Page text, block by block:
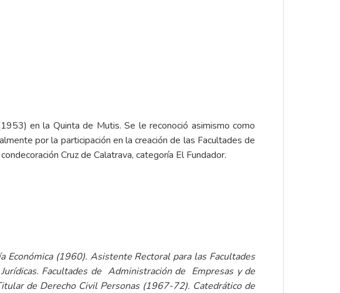
en la Quinta de Mutis. Se le reconoció asimismo como
por la participación en la creación de las Facultades de
Cruz de Calatrava, categoría El Fundador.
Económica (1960). Asistente Rectoral para las Facultades
Facultades de Administración de Empresas y de
de Derecho Civil Personas (1967-72). Catedrático de